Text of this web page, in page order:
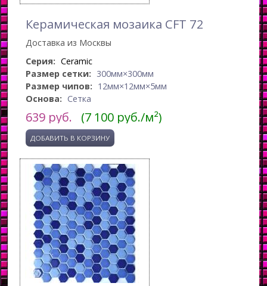
Керамическая мозаика CFT 72
Доставка из Москвы
Серия: Ceramic
Размер сетки: 300мм×300мм
Размер чипов: 12мм×12мм×5мм
Основа: Сетка
639 руб. (7 100 руб./м²)